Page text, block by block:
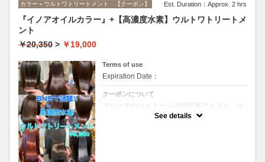
カラー＋ウルトワトリートメント 【クーポン】 Est. Duration：Approx. 2 hrs
『イノアオイルカラー』+【高濃度水素】ウルトワトリートメ
ント
￥20,350 > ￥19,000
Terms of use
Expiration Date：
クーポンについて
ブリーチやハイトーンの韓国系アイドル、エ
イジング毛にお悩みの美魔女も夢中！全ての
See details